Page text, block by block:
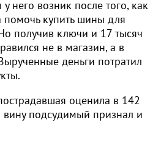
него возник после того, как
купить шины для
получив ключи и 17 тысяч
не в магазин, а в
деньги потратил
оценила в 142
подсудимый признал и